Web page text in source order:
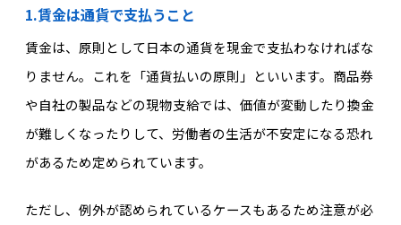
1.賃金は通貨で支払うこと
賃金は、原則として日本の通貨を現金で支払わなければな
りません。これを「通貨払いの原則」といいます。商品券
や自社の製品などの現物支給では、価値が変動したり換金
が難しくなったりして、労働者の生活が不安定になる恐れ
があるため定められています。
ただし、例外が認められているケースもあるため注意が必